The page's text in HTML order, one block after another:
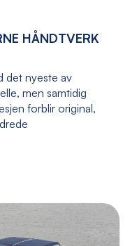
HÅNDTVERK
det nyeste av
men samtidig
forblir original,